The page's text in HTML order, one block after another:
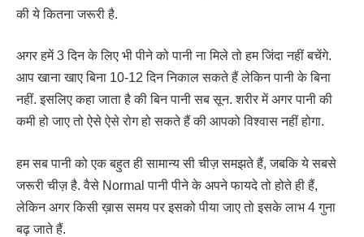
की ये कितना जरूरी है.
अगर हमें 3 दिन के लिए भी पीने को पानी ना मिले तो हम जिंदा नहीं बचेंगे.
आप खाना खाए बिना 10-12 दिन निकाल सकते हैं लेकिन पानी के बिना
नहीं. इसलिए कहा जाता है की बिन पानी सब सून. शरीर में अगर पानी की
कमी हो जाए तो ऐसे ऐसे रोग हो सकते हैं की आपको विश्वास नहीं होगा.
हम सब पानी को एक बहुत ही सामान्य सी चीज़ समझते हैं, जबकि ये सबसे
जरूरी चीज़ है. वैसे Normal पानी पीने के अपने फायदे तो होते ही हैं,
लेकिन अगर किसी ख़ास समय पर इसको पीया जाए तो इसके लाभ 4 गुना
बढ़ जाते हैं.